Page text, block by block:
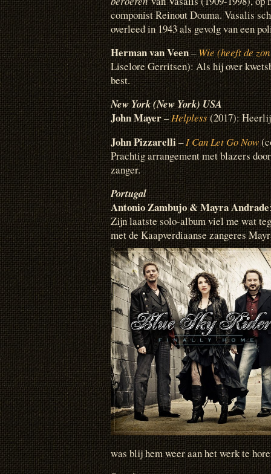
componist Reinout Douma. Vasalis
overleed in 1943 als gevolg van een
Herman van Veen–Wie (heeft de
Liselore Gerritsen): Als hij over
best.
New York (New York) USA
John Mayer–Helpless(2017):
John Pizzarelli–I Can Let Go Now
Prachtig arrangement met blazers
zanger.
Portugal
Antonio Zambujo & Mayra Andrade
Zijn laatste solo-album viel me wat
met de Kaapverdiaanse zangeres
was blij hem weer aan het werk te